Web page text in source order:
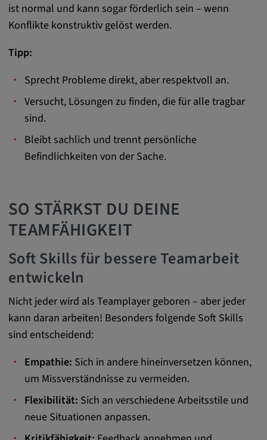
ist normal und kann sogar förderlich sein – wenn
Konflikte konstruktiv gelöst werden.
Tipp:
Sprecht Probleme direkt, aber respektvoll an.
Versucht, Lösungen zu finden, die für alle tragbar
sind.
Bleibt sachlich und trennt persönliche
Befindlichkeiten von der Sache.
SO STÄRKST DU DEINE
TEAMFÄHIGKEIT
Soft Skills für bessere Teamarbeit
entwickeln
Nicht jeder wird als Teamplayer geboren – aber jeder
kann daran arbeiten! Besonders folgende Soft Skills
sind entscheidend:
Empathie: Sich in andere hineinversetzen können,
um Missverständnisse zu vermeiden.
Flexibilität: Sich an verschiedene Arbeitsstile und
neue Situationen anpassen.
Matterport
_gcl_au, FPAU, _rdt_uuid, _zitok,
_vis_opt_exp_124_combi,
_vis_opt_exp_140_combi, _vwo_ds,
_vwo_uuid_v2, _ga, _ga_W66Y5HELXX,
_cfuvid, __q_state_oerwbSnkKEjaiD3g,
matterport.com
Zweck:
eingebetteten Drittanbieter-Tool gesetzt und
dienen der Analyse von
Benutzerinteraktionen, der Verfolgung des
Verhaltens auf verschiedenen Websites
Werbung.
Alle externe Medien
Externe Medien